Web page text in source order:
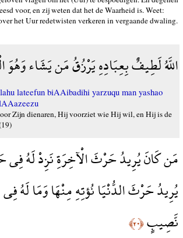
voor, en zij weten dat het de Waarheid is. Weet:
het Uur redetwisten verkeren in vergaande dwaling.
اللَّهُ لَطِيفٌ بِعِبَادِهِ يَرْزُقُ مَن يَشَاء وَهُوَ
lateefun biAAibadihi yarzuqu man yashao
Zijn dienaren, Hij voorziet wie Hij wil, en Hij is de
مَن كَانَ يُرِيدُ حَرْثَ الْآخِرَةِ نَزِدْ لَهُ فِي
يُرِيدُ حَرْثَ الدُّنْيَا نُؤتِهِ مِنْهَا وَمَا لَهُ
نَّصِيبٍ﴿٢٠﴾